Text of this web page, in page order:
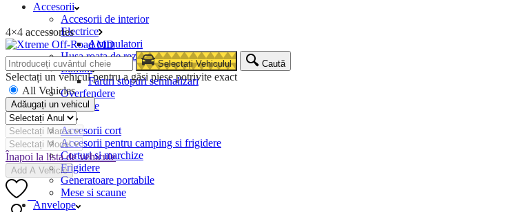
Accesorii
Accesorii de interior
Electrice
Acumulatori
Husa roata de rezerva
Lumini
Faruri stopuri semnalizari
Overfendere
Snorkele
Camping
Accesorii cort
Accesorii pentru camping si frigidere
Corturi si marchize
Frigidere
Generatoare portabile
Mese si scaune
Anvelope
4×4 accessories
Selectați Vehiculul Caută
Selectați un vehicul pentru a găsi piese potrivite exact
All Vehicles
Adăugați un vehicul
Înapoi la lista de vehicule
Add A Vehicle